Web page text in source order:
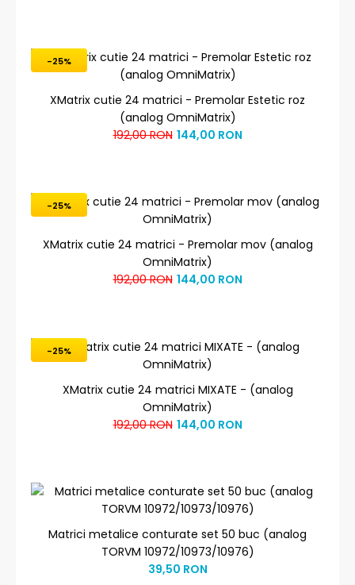
-25%
XMatrix cutie 24 matrici - Premolar Estetic roz
(analog OmniMatrix)
192,00 RON 144,00 RON
-25%
XMatrix cutie 24 matrici - Premolar mov (analog
OmniMatrix)
192,00 RON 144,00 RON
-25%
XMatrix cutie 24 matrici MIXATE - (analog
OmniMatrix)
192,00 RON 144,00 RON
Matrici metalice conturate set 50 buc (analog
TORVM 10972/10973/10976)
39,50 RON